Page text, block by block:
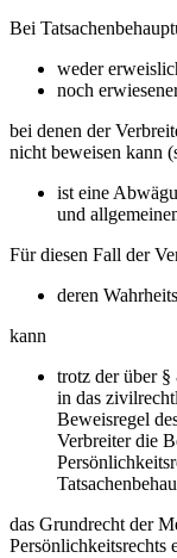
Bei
weder
noch
bei denen der
nicht beweisen kann
ist eine
und
Für diesen Fall der
deren
kann
trotz der über
in das
Beweisregel
Verbreiter die
das Grundrecht der
Persönlichkeitsrechts